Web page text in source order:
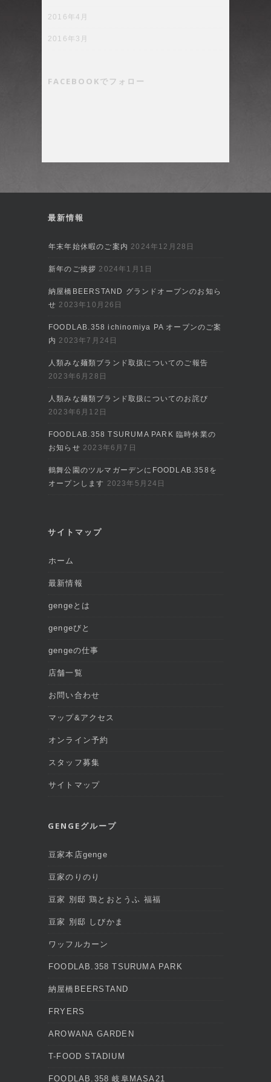
2016年4月
2016年3月
FACEBOOKでフォロー
最新情報
年末年始休暇のご案内 2024年12月28日
新年のご挨拶 2024年1月1日
納屋橋BEERSTAND グランドオープンのお知ら
せ 2023年10月26日
FOODLAB.358 ichinomiya PA オープンのご案
内 2023年7月24日
人類みな麺類ブランド取扱についてのご報告
2023年6月28日
人類みな麺類ブランド取扱についてのお詫び
2023年6月12日
FOODLAB.358 TSURUMA PARK 臨時休業の
お知らせ 2023年6月7日
鶴舞公園のツルマガーデンにFOODLAB.358を
オープンします 2023年5月24日
サイトマップ
ホーム
最新情報
gengeとは
gengeびと
gengeの仕事
店舗一覧
お問い合わせ
マップ&アクセス
オンライン予約
スタッフ募集
サイトマップ
GENGEグループ
豆家本店genge
豆家のりのり
豆家 別邸 鶏とおとうふ 福福
豆家 別邸 しびかま
ワッフルカーン
FOODLAB.358 TSURUMA PARK
納屋橋BEERSTAND
FRYERS
AROWANA GARDEN
T-FOOD STADIUM
FOODLAB.358 岐阜MASA21